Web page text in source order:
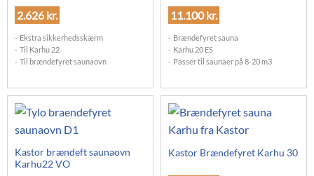
2.626kr.
Ekstra sikkerhedsskærm
Til Karhu 22
Til brændefyret saunaovn
11.100kr.
Brændefyret sauna
Karhu 20 ES
Passer til saunaer på 8-20 m3
Kastor brændeft saunaovn
Karhu22 VO
Kastor Brændefyret Karhu 30